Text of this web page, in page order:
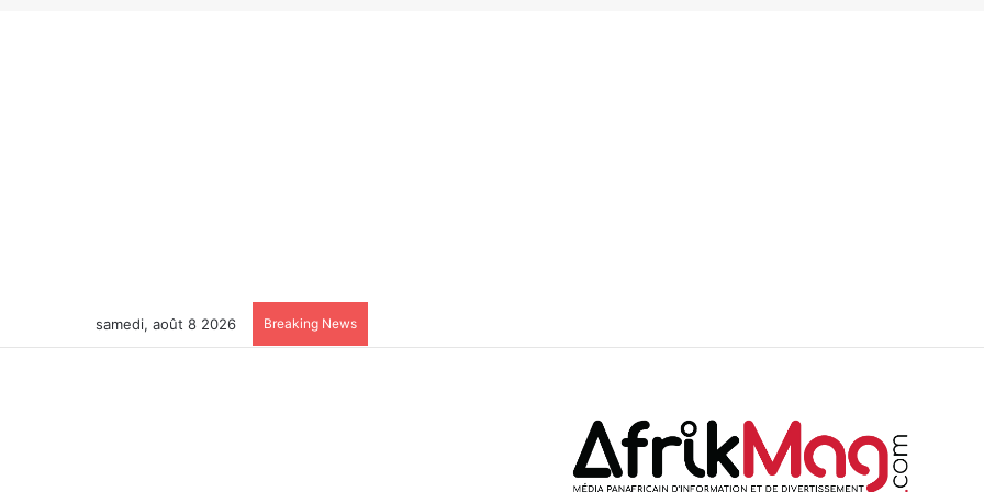
samedi, août 8 2026 Breaking News